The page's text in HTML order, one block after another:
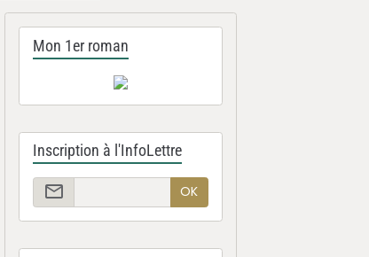
Mon 1er roman
Inscription à l'InfoLettre
OK